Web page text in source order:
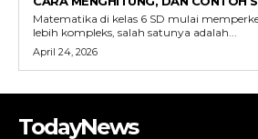
Matematika di kelas 6 SD mulai
lebih kompleks, salah satunya adalah...
April 24, 2026
TodayNews